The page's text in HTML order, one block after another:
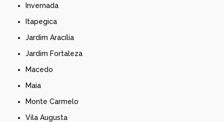
Invernada
Itapegica
Jardim Aracília
Jardim Fortaleza
Macedo
Maia
Monte Carmelo
Vila Augusta